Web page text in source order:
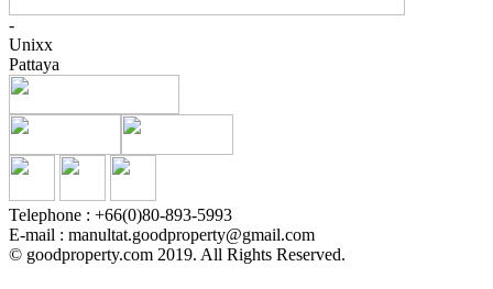
-
Unixx
Pattaya
Telephone : +66(0)80-893-5993
E-mail : manultat.goodproperty@gmail.com
© goodproperty.com 2019. All Rights Reserved.